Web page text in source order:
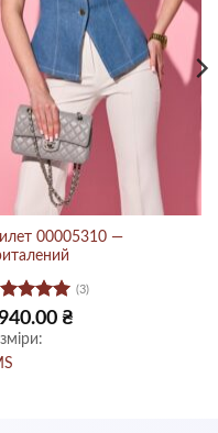
00005310 —
в
5
(3)
₴
S